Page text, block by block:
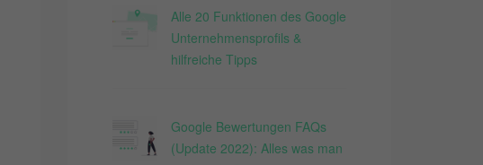
Alle 20 Funktionen des Google
Unternehmensprofils &
hilfreiche Tipps
Google Bewertungen FAQs
(Update 2022): Alles was man